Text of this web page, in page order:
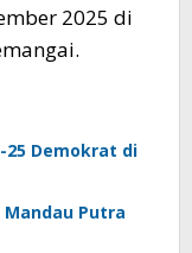
2025 di
25 Demokrat di
Mandau Putra